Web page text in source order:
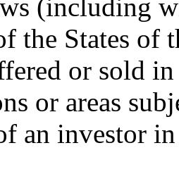
(including
the States of
or sold
or areas
an investor